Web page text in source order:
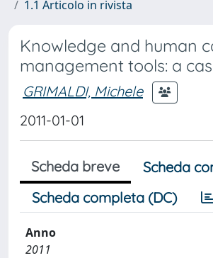
1.1 Articolo in rivista
Knowledge and human
management tools: a
GRIMALDI, Michele
2011-01-01
Scheda breve
Scheda
Scheda completa (DC)
Anno
2011